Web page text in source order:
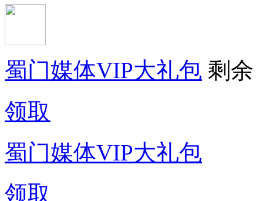
蜀门媒体VIP大礼包 剩余
领取
蜀门媒体VIP大礼包
领取